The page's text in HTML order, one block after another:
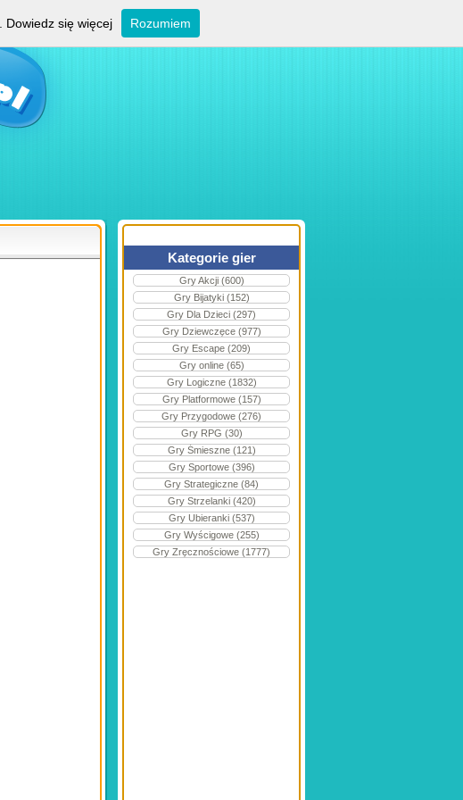
Kategorie gier
Gry Akcji (600)
Gry Bijatyki (152)
Gry Dla Dzieci (297)
Gry Dziewczęce (977)
Gry Escape (209)
Gry online (65)
Gry Logiczne (1832)
Gry Platformowe (157)
Gry Przygodowe (276)
Gry RPG (30)
Gry Śmieszne (121)
Gry Sportowe (396)
Gry Strategiczne (84)
Gry Strzelanki (420)
Gry Ubieranki (537)
Gry Wyścigowe (255)
Gry Zręcznościowe (1777)
Dowiedz się więcej Rozumiem